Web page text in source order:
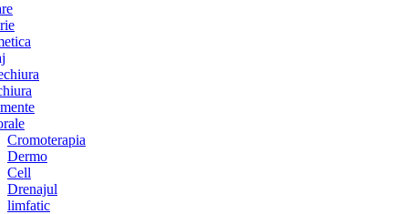
Cromoterapia
Dermo
Cell
Drenajul
limfatic